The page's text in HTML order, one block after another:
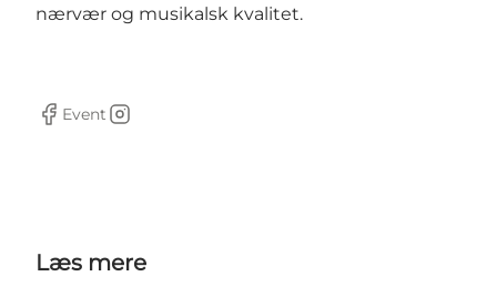
nærvær og musikalsk kvalitet.
Facebook
Event
Instagram
Læs mere